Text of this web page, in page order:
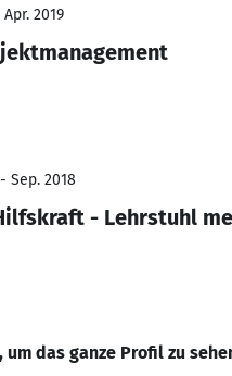
2019
Sep. 2018
- Lehrstuhl
um das ganze Profil zu